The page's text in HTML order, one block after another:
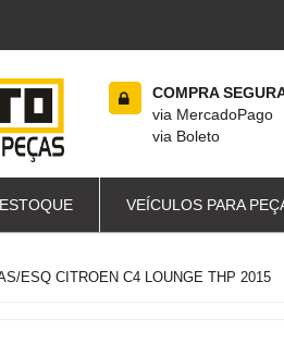
COMPRA
via MercadoPago
via Boleto
VEÍCULOS PARA
ESQ CITROEN C4 LOUNGE THP 2015